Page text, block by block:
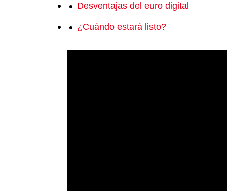
Desventajas del euro digital
¿Cuándo estará listo?